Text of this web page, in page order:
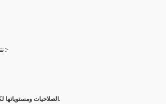
نتدرب في هذه الدورة على إدارة التغييرات في المشاريع الهندسية ونتعرف على الآتي :-
الصلاحيات ومستوياتها لكل من المالك والمهندس والمقاول في إدارة التغيير في المشاريع الهندسية.